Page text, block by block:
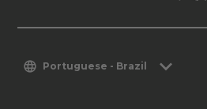
Portuguese - Brazil